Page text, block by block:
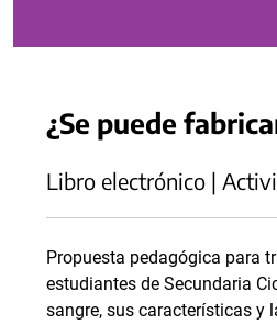
¿Se puede
Libro electrónico |
Propuesta pedagógica para
estudiantes de Secundaria
sangre, sus características y